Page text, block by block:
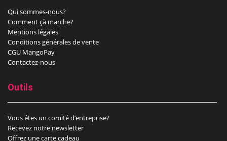
Qui sommes-nous?
Comment çà marche?
Mentions légales
Conditions générales de vente
CGU MangoPay
Contactez-nous
Outils
Vous êtes un comité d’entreprise?
Recevez notre newsletter
Offrez une carte cadeau